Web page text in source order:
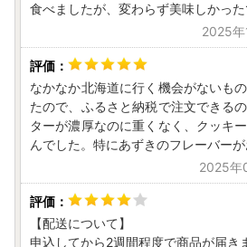
食べましたが、変わらず美味しかっ
2025
なかなか北海道に行く機会がないも
たので、ふるさと納税で注文できる
ターが濃厚なのに重くなく、クッキ
んでした。特にあずきのフレーバー
2025
【配送について】
申込してから2週間程度で商品が届き